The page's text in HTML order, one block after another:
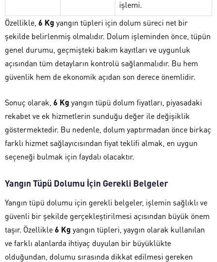
işlemi.
Özellikle, 6 Kg yangın tüpleri için dolum süreci net bir
şekilde belirlenmiş olmalıdır. Dolum işleminden önce, tüpün
genel durumu, geçmişteki bakım kayıtları ve uygunluk
açısından tüm detayların kontrolü sağlanmalıdır. Bu hem
güvenlik hem de ekonomik açıdan son derece önemlidir.
Sonuç olarak, 6 Kg yangın tüpü dolum fiyatları, piyasadaki
rekabet ve ek hizmetlerin sunduğu değer ile değişiklik
göstermektedir. Bu nedenle, dolum yaptırmadan önce birkaç
farklı hizmet sağlayıcısından fiyat teklifi almak, en uygun
seçeneği bulmak için faydalı olacaktır.
Yangın Tüpü Dolumu İçin Gerekli Belgeler
Yangın tüpü dolumu için gerekli belgeler, işlemin sağlıklı ve
güvenli bir şekilde gerçekleştirilmesi açısından büyük önem
taşır. Özellikle6 Kg yangın tüpleri, yaygın olarak kullanılan
ve farklı alanlarda ihtiyaç duyulan bir büyüklükte
olduğundan, dolumu sırasında dikkat edilmesi gereken